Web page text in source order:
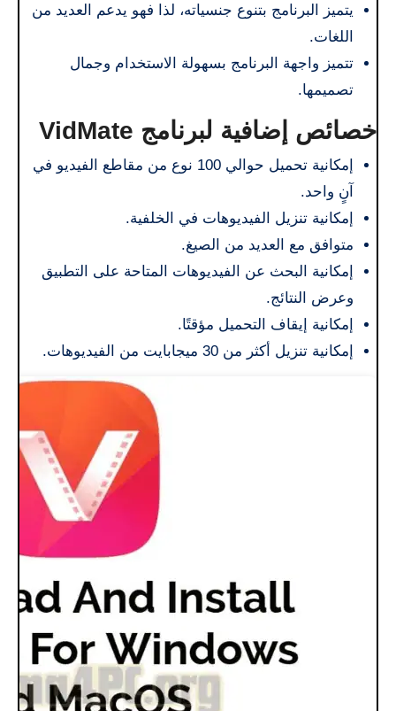
يتميز البرنامج بتنوع جنسياته، لذا فهو يدعم العديد من
اللغات.
تتميز واجهة البرنامج بسهولة الاستخدام وجمال
تصميمها.
خصائص إضافية لبرنامج VidMate
إمكانية تحميل حوالي 100 نوع من مقاطع الفيديو في
آنٍ واحد.
إمكانية تنزيل الفيديوهات في الخلفية.
متوافق مع العديد من الصيغ.
إمكانية البحث عن الفيديوهات المتاحة على التطبيق
وعرض النتائج.
إمكانية إيقاف التحميل مؤقتًا.
إمكانية تنزيل أكثر من 30 ميجابايت من الفيديوهات.